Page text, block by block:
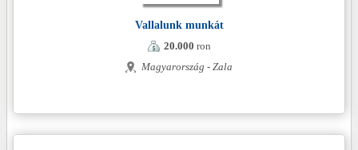
Vallalunk munkát
20.000 ron
Magyarország - Zala